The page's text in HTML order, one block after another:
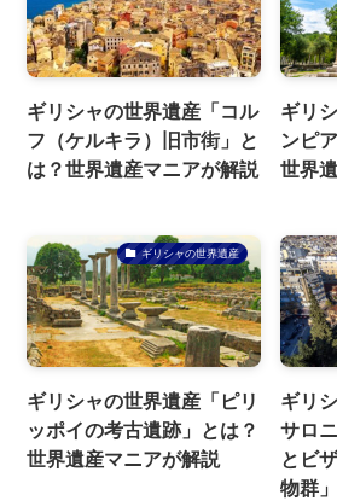
ギリシャの世界遺産「コル
フ（ケルキラ）旧市街」と
は？世界遺産マニアが解説
ギリ
ンピ
世界
ギリシャの世界遺産
ギリシャの世界遺産「ピリ
ッポイの考古遺跡」とは？
世界遺産マニアが解説
ギリ
サロ
とビ
物群